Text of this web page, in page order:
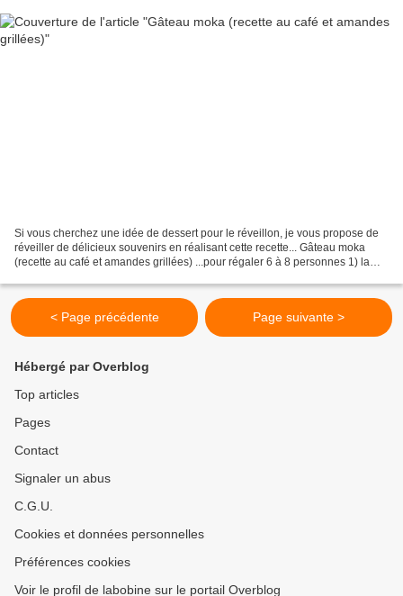
Si vous cherchez une idée de dessert pour le réveillon, je vous propose de
réveiller de délicieux souvenirs en réalisant cette recette... Gâteau moka
(recette au café et amandes grillées) ...pour régaler 6 à 8 personnes 1) la
< Page précédente Page suivante >
Hébergé par Overblog
Top articles
Pages
Contact
Signaler un abus
C.G.U.
Cookies et données personnelles
Préférences cookies
Voir le profil de labobine sur le portail Overblog